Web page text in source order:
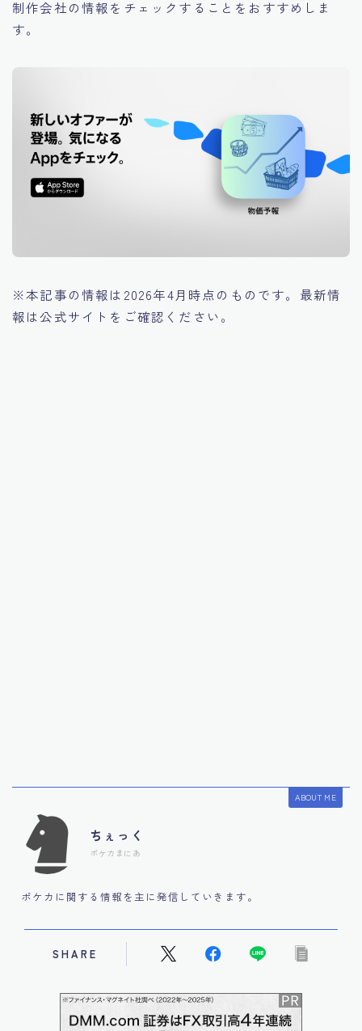
制作会社の情報をチェックすることをおすすめしま
す。
※本記事の情報は2026年4月時点のものです。最新情
報は公式サイトをご確認ください。
ABOUT ME
ちぇっく
ポケカまにあ
ポケカに関する情報を主に発信していきます。
SHARE